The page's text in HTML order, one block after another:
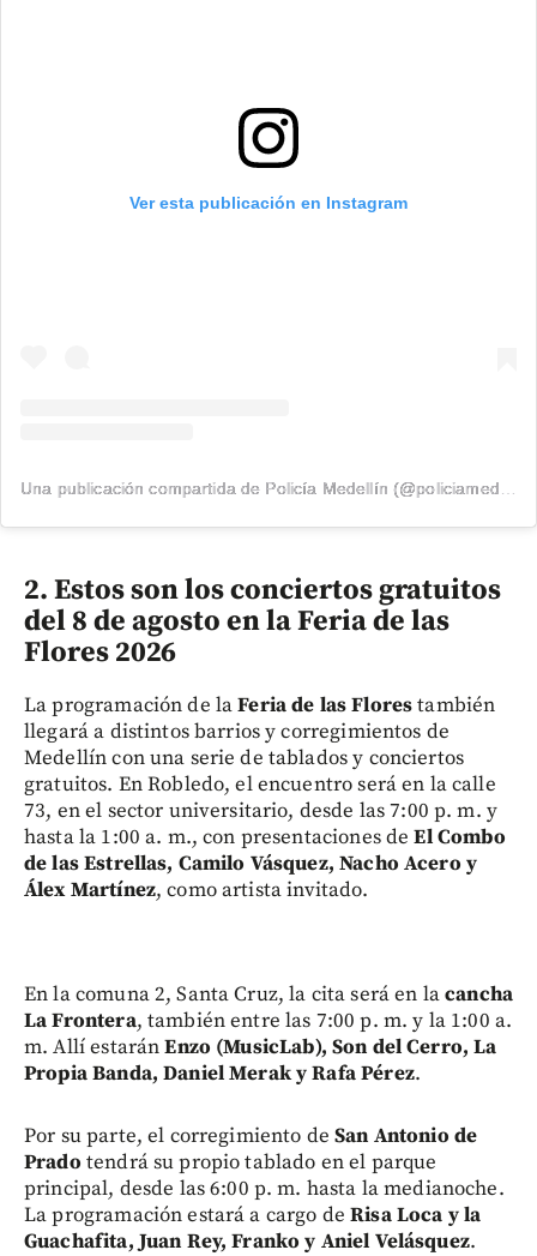
Ver esta publicación en Instagram
2. Estos son los conciertos gratuitos
del 8 de agosto en la Feria de las
Flores 2026
La programación de laFeria de las Florestambién
llegará a distintos barrios y corregimientos de
Medellín con una serie de tablados y conciertos
gratuitos. En Robledo, el encuentro será en la calle
73, en el sector universitario, desde las 7:00 p. m. y
hasta la 1:00 a. m., con presentaciones deEl Combo
de las Estrellas, Camilo Vásquez, Nacho Acero y
Álex Martínez, como artista invitado.
En la comuna 2, Santa Cruz, la cita será en lacancha
La Frontera, también entre las 7:00 p. m. y la 1:00 a.
m. Allí estaránEnzo (MusicLab), Son del Cerro, La
Propia Banda, Daniel Merak y Rafa Pérez.
Por su parte, el corregimiento deSan Antonio de
Prado tendrá su propio tablado en el parque
principal, desde las 6:00 p. m. hasta la medianoche.
La programación estará a cargo deRisa Loca y la
Guachafita, Juan Rey, Franko y Aniel Velásquez.